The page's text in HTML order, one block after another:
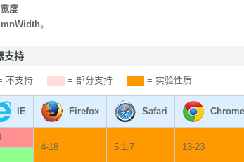
度
。
支持
不支持 = 部分支持 = 实验性质
IE Firefox Safari Chrome
4-18
5.1.7 13-23